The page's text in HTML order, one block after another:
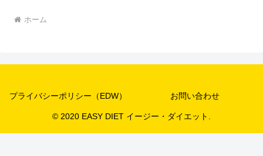
ホーム
プライバシーポリシー（EDW） お問い合わせ
© 2020 EASY DIET イージー・ダイエット.